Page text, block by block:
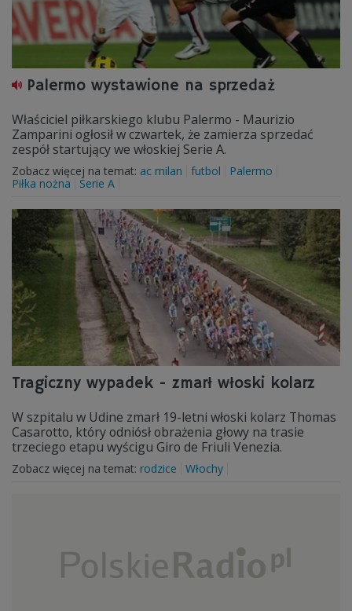
Palermo wystawione na sprzedaż
Właściciel piłkarskiego klubu Palermo - Maurizio
Zamparini ogłosił w czwartek, że zamierza sprzedać
zespół startujący we włoskiej Serie A.
Zobacz więcej na temat: ac milan futbol
Palermo
Piłka nożna
Serie A
Tragiczny wypadek - zmarł włoski kolarz
W szpitalu w Udine zmarł 19-letni włoski kolarz Thomas
Casarotto, który odniósł obrażenia głowy na trasie
trzeciego etapu wyścigu Giro de Friuli Venezia.
Zobacz więcej na temat: rodzice Włochy